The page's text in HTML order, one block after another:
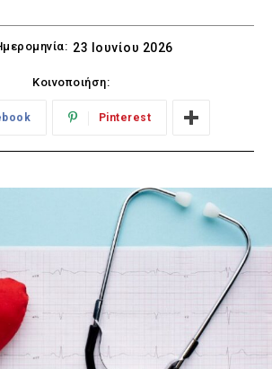
23 Ιουνίου 2026
Κοινοποιήση:
Pinterest